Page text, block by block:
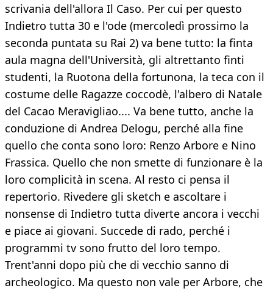
scrivania dell'allora Il Caso. Per cui per questo
Indietro tutta 30 e l'ode (mercoledì prossimo la
seconda puntata su Rai 2) va bene tutto: la finta
aula magna dell'Università, gli altrettanto finti
studenti, la Ruotona della fortunona, la teca con il
costume delle Ragazze coccodè, l'albero di Natale
del Cacao Meravigliao.... Va bene tutto, anche la
conduzione di Andrea Delogu, perché alla fine
quello che conta sono loro: Renzo Arbore e Nino
Frassica. Quello che non smette di funzionare è la
loro complicità in scena. Al resto ci pensa il
repertorio. Rivedere gli sketch e ascoltare i
nonsense di Indietro tutta diverte ancora i vecchi
e piace ai giovani. Succede di rado, perché i
programmi tv sono frutto del loro tempo.
Trent'anni dopo più che di vecchio sanno di
archeologico. Ma questo non vale per Arbore, che